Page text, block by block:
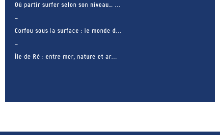
Où partir surfer selon son niveau… ...
Corfou sous la surface : le monde d...
Île de Ré : entre mer, nature et ar...